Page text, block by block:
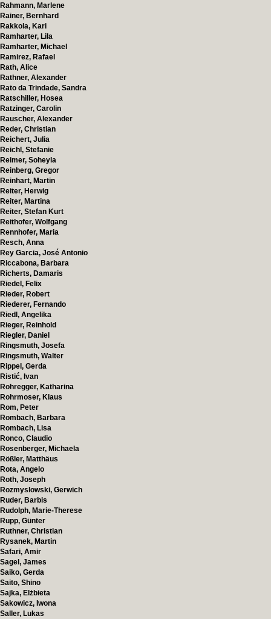
Rahmann, Marlene
Rainer, Bernhard
Rakkola, Kari
Ramharter, Lila
Ramharter, Michael
Ramirez, Rafael
Rath, Alice
Rathner, Alexander
Rato da Trindade, Sandra
Ratschiller, Hosea
Ratzinger, Carolin
Rauscher, Alexander
Reder, Christian
Reichert, Julia
Reichl, Stefanie
Reimer, Soheyla
Reinberg, Gregor
Reinhart, Martin
Reiter, Herwig
Reiter, Martina
Reiter, Stefan Kurt
Reithofer, Wolfgang
Rennhofer, Maria
Resch, Anna
Rey Garcia, José Antonio
Riccabona, Barbara
Richerts, Damaris
Riedel, Felix
Rieder, Robert
Riederer, Fernando
Riedl, Angelika
Rieger, Reinhold
Riegler, Daniel
Ringsmuth, Josefa
Ringsmuth, Walter
Rippel, Gerda
Ristić, Ivan
Rohregger, Katharina
Rohrmoser, Klaus
Rom, Peter
Rombach, Barbara
Rombach, Lisa
Ronco, Claudio
Rosenberger, Michaela
Rößler, Matthäus
Rota, Angelo
Roth, Joseph
Rozmyslowski, Gerwich
Ruder, Barbis
Rudolph, Marie-Therese
Rupp, Günter
Ruthner, Christian
Rysanek, Martin
Safari, Amir
Sagel, James
Saiko, Gerda
Saito, Shino
Sajka, Elżbieta
Sakowicz, Iwona
Saller, Lukas